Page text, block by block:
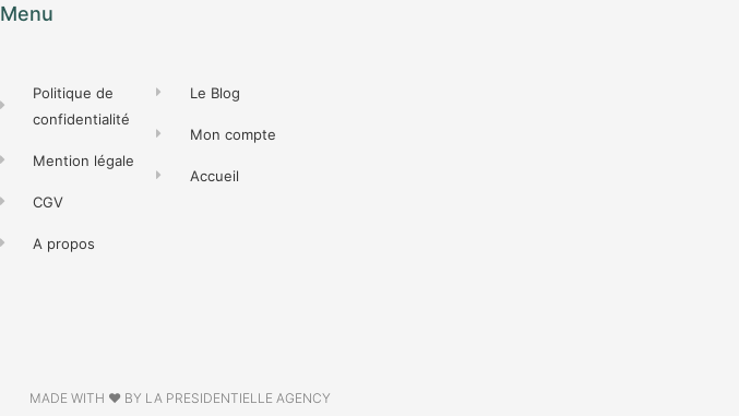
Menu
Politique de
confidentialité
Mention légale
CGV
A propos
Le Blog
Mon compte
Accueil
MADE WITH ❤ BY LA PRESIDENTIELLE AGENCY